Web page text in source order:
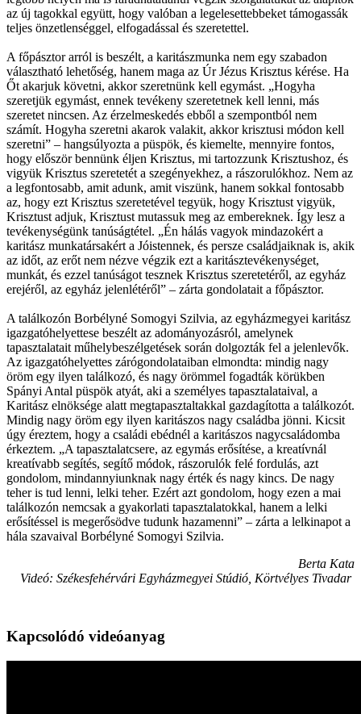
az új tagokkal együtt, hogy valóban a legelesettebbeket támogassák
teljes önzetlenséggel, elfogadással és szeretettel.
A főpásztor arról is beszélt, a karitászmunka nem egy szabadon
választható lehetőség, hanem maga az Úr Jézus Krisztus kérése. Ha
Őt akarjuk követni, akkor szeretnünk kell egymást. „Hogyha
szeretjük egymást, ennek tevékeny szeretetnek kell lenni, más
szeretet nincsen. Az érzelmeskedés ebből a szempontból nem
számít. Hogyha szeretni akarok valakit, akkor krisztusi módon kell
szeretni” – hangsúlyozta a püspök, és kiemelte, mennyire fontos,
hogy először bennünk éljen Krisztus, mi tartozzunk Krisztushoz, és
vigyük Krisztus szeretetét a szegényekhez, a rászorulókhoz. Nem az
a legfontosabb, amit adunk, amit viszünk, hanem sokkal fontosabb
az, hogy ezt Krisztus szeretetével tegyük, hogy Krisztust vigyük,
Krisztust adjuk, Krisztust mutassuk meg az embereknek. Így lesz a
tevékenységünk tanúságtétel. „Én hálás vagyok mindazokért a
karitász munkatársakért a Jóistennek, és persze családjaiknak is, akik
az időt, az erőt nem nézve végzik ezt a karitásztevékenységet,
munkát, és ezzel tanúságot tesznek Krisztus szeretetéről, az egyház
erejéről, az egyház jelenlétéről” – zárta gondolatait a főpásztor.
A találkozón Borbélyné Somogyi Szilvia, az egyházmegyei karitász
igazgatóhelyettese beszélt az adományozásról, amelynek
tapasztalatait műhelybeszélgetések során dolgozták fel a jelenlevők.
Az igazgatóhelyettes zárógondolataiban elmondta: mindig nagy
öröm egy ilyen találkozó, és nagy örömmel fogadták körükben
Spányi Antal püspök atyát, aki a személyes tapasztalataival, a
Karitász elnöksége alatt megtapasztaltakkal gazdagította a találkozót.
Mindig nagy öröm egy ilyen karitászos nagy családba jönni. Kicsit
úgy éreztem, hogy a családi ebédnél a karitászos nagycsaládomba
érkeztem. „A tapasztalatcsere, az egymás erősítése, a kreatívnál
kreatívabb segítés, segítő módok, rászorulók felé fordulás, azt
gondolom, mindannyiunknak nagy érték és nagy kincs. De nagy
teher is tud lenni, lelki teher. Ezért azt gondolom, hogy ezen a mai
találkozón nemcsak a gyakorlati tapasztalatokkal, hanem a lelki
erősítéssel is megerősödve tudunk hazamenni” – zárta a lelkinapot a
hála szavaival Borbélyné Somogyi Szilvia.
Berta Kata
Videó: Székesfehérvári Egyházmegyei Stúdió, Körtvélyes Tivadar
Kapcsolódó videóanyag